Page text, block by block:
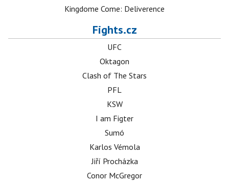
Kingdome Come: Deliverence
Fights.cz
UFC
Oktagon
Clash of The Stars
PFL
KSW
I am Figter
Sumó
Karlos Vémola
Jiří Procházka
Conor McGregor